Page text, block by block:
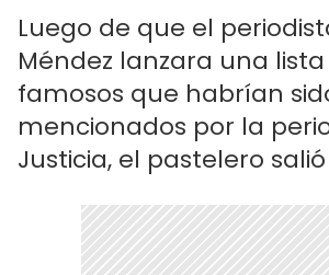
Luego de que el
Méndez lanzara una
famosos que habrían
mencionados por la
Justicia, el pastelero